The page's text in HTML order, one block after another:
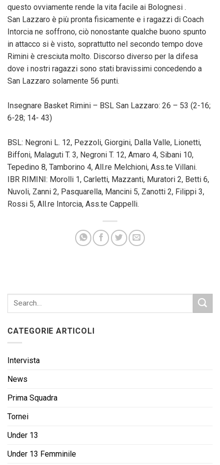
questo ovviamente rende la vita facile ai Bolognesi .
San Lazzaro è più pronta fisicamente e i ragazzi di Coach
Intorcia ne soffrono, ciò nonostante qualche buono spunto
in attacco si è visto, soprattutto nel secondo tempo dove
Rimini è cresciuta molto. Discorso diverso per la difesa
dove i nostri ragazzi sono stati bravissimi concedendo a
San Lazzaro solamente 56 punti.
Insegnare Basket Rimini – BSL San Lazzaro: 26 – 53 (2-16;
6-28; 14- 43)
BSL: Negroni L. 12, Pezzoli, Giorgini, Dalla Valle, Lionetti,
Biffoni, Malaguti T. 3, Negroni T. 12, Amaro 4, Sibani 10,
Tepedino 8, Tamborino 4, All.re Melchioni, Ass.te Villani.
IBR RIMINI: Morolli 1, Carletti, Mazzanti, Muratori 2, Betti 6,
Nuvoli, Zanni 2, Pasquarella, Mancini 5, Zanotti 2, Filippi 3,
Rossi 5, All.re Intorcia, Ass.te Cappelli.
CATEGORIE ARTICOLI
Intervista
News
Prima Squadra
Tornei
Under 13
Under 13 Femminile